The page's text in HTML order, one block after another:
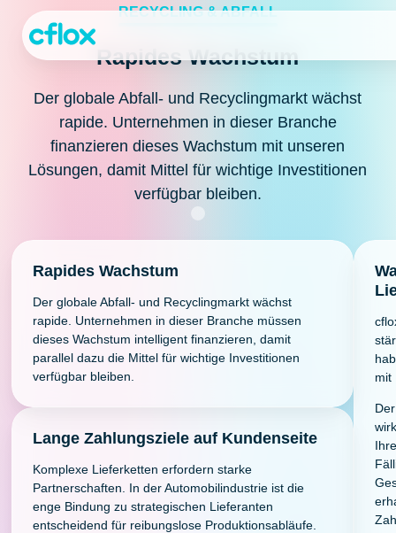
Inhalt
RECYCLING & ABFALL
Rapides Wachstum
Der globale Abfall- und Recyclingmarkt wächst
rapide. Unternehmen in dieser Branche
finanzieren dieses Wachstum mit unseren
Lösungen, damit Mittel für wichtige Investitionen
verfügbar bleiben.
Rapides Wachstum
Der globale Abfall- und Recyclingmarkt wächst
rapide. Unternehmen in dieser Branche müssen
dieses Wachstum intelligent finanzieren, damit
parallel dazu die Mittel für wichtige Investitionen
verfügbar bleiben.
Lange Zahlungsziele auf Kundenseite
Komplexe Lieferketten erfordern starke
Partnerschaften. In der Automobilindustrie ist die
enge Bindung zu strategischen Lieferanten
entscheidend für reibungslose Produktionsabläufe.
mit